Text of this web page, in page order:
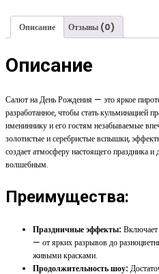
Описание Отзывы (0)
Описание
Салют на День Рождения — это яркое
разработанное, чтобы стать кульминацией
имениннику и его гостям незабываемые
золотистые и серебристые вспышки,
создает атмосферу настоящего праздника
волшебным.
Преимущества:
Праздничные эффекты:
— от ярких разрывов до
живыми красками.
Продолжительность шоу: